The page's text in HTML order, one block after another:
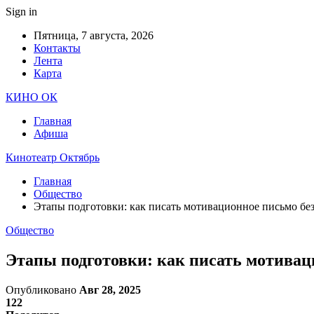
Sign in
Пятница, 7 августа, 2026
Контакты
Лента
Карта
КИНО ОК
Главная
Афиша
Кинотеатр Октябрь
Главная
Общество
Этапы подготовки: как писать мотивационное письмо
Общество
Этапы подготовки: как писать
Опубликовано Авг 28, 2025
122